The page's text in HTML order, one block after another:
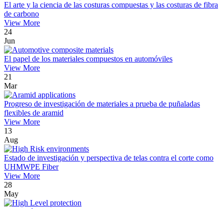
El arte y la ciencia de las costuras compuestas y las costuras de fibra
de carbono
View More
24
Jun
El papel de los materiales compuestos en automóviles
View More
21
Mar
Progreso de investigación de materiales a prueba de puñaladas
flexibles de aramid
View More
13
Aug
Estado de investigación y perspectiva de telas contra el corte como
UHMWPE Fiber
View More
28
May